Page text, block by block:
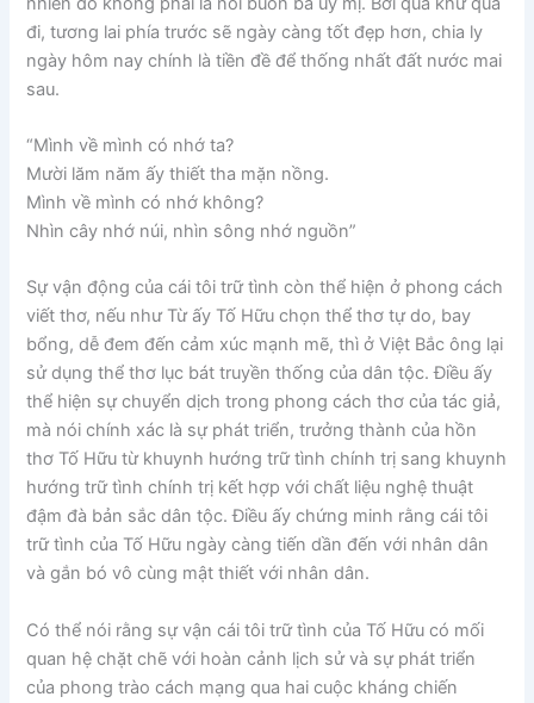
đi, tương lai phía trước sẽ ngày càng tốt đẹp hơn, chia ly
ngày hôm nay chính là tiền đề để thống nhất đất nước mai
sau.
“Mình về mình có nhớ ta?
Mười lăm năm ấy thiết tha mặn nồng.
Mình về mình có nhớ không?
Nhìn cây nhớ núi, nhìn sông nhớ nguồn”
Sự vận động của cái tôi trữ tình còn thể hiện ở phong cách
viết thơ, nếu như Từ ấy Tố Hữu chọn thể thơ tự do, bay
bổng, dễ đem đến cảm xúc mạnh mẽ, thì ở Việt Bắc ông lại
sử dụng thể thơ lục bát truyền thống của dân tộc. Điều ấy
thể hiện sự chuyển dịch trong phong cách thơ của tác giả,
mà nói chính xác là sự phát triển, trưởng thành của hồn
thơ Tố Hữu từ khuynh hướng trữ tình chính trị sang khuynh
hướng trữ tình chính trị kết hợp với chất liệu nghệ thuật
đậm đà bản sắc dân tộc. Điều ấy chứng minh rằng cái tôi
trữ tình của Tố Hữu ngày càng tiến dần đến với nhân dân
và gắn bó vô cùng mật thiết với nhân dân.
Có thể nói rằng sự vận cái tôi trữ tình của Tố Hữu có mối
quan hệ chặt chẽ với hoàn cảnh lịch sử và sự phát triển
của phong trào cách mạng qua hai cuộc kháng chiến